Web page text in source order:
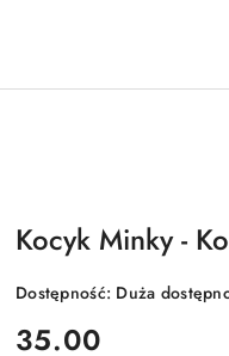
Kocyk Minky -
Dostępność: Duża
cena:
35.00